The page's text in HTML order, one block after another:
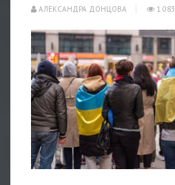
АЛЕКСАНДРА ДОНЦОВА
1 083